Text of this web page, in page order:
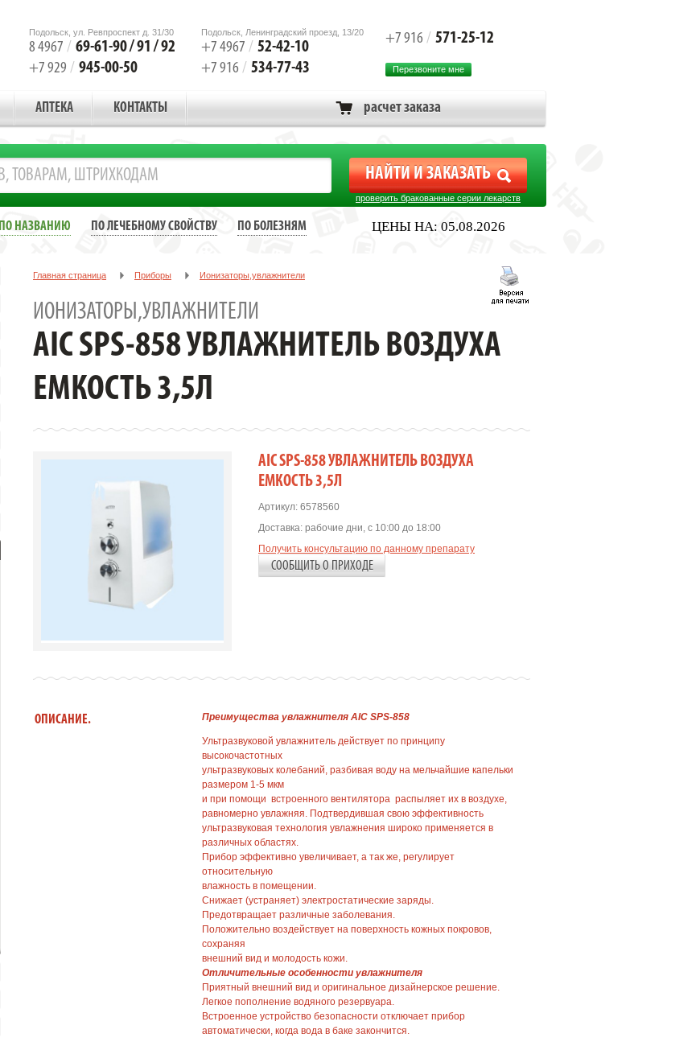
Подольск, ул. Ревпроспект д. 31/30
8 4967 / 69-61-90 / 91 / 92
+7 929 / 945-00-50
Подольск, Ленинградский проезд, 13/20
+7 4967 / 52-42-10
+7 916 / 534-77-43
+7 916 / 571-25-12
Перезвоните мне
АПТЕКА КОНТАКТЫ расчет заказа
проверить бракованные серии лекарств
ЦЕНЫ НА: 05.08.2026
ПО НАЗВАНИЮ ПО ЛЕЧЕБНОМУ СВОЙСТВУ ПО БОЛЕЗНЯМ
Главная страница Приборы Ионизаторы,увлажнители
ИОНИЗАТОРЫ,УВЛАЖНИТЕЛИ
AIC SPS-858 УВЛАЖНИТЕЛЬ ВОЗДУХА
ЕМКОСТЬ 3,5Л
AIC SPS-858 УВЛАЖНИТЕЛЬ ВОЗДУХА
ЕМКОСТЬ 3,5Л
Артикул: 6578560
Доставка: рабочие дни, с 10:00 до 18:00
Получить консультацию по данному препарату
СООБЩИТЬ О ПРИХОДЕ
ОПИСАНИЕ. Преимущества увлажнителя AIC SPS-858
Ультразвуковой увлажнитель действует по принципу
высокочастотных
ультразвуковых колебаний, разбивая воду на мельчайшие капельки
размером 1-5 мкм
и при помощи встроенного вентилятора распыляет их в воздухе,
равномерно увлажняя. Подтвердившая свою эффективность
ультразвуковая технология увлажнения широко применяется в
различных областях.
Прибор эффективно увеличивает, а так же, регулирует
относительную
влажность в помещении.
Снижает (устраняет) электростатические заряды.
Предотвращает различные заболевания.
Положительно воздействует на поверхность кожных покровов,
сохраняя
внешний вид и молодость кожи.
Отличительные особенности увлажнителя
Приятный внешний вид и оригинальное дизайнерское решение.
Легкое пополнение водяного резервуара.
Встроенное устройство безопасности отключает прибор
автоматически, когда вода в баке закончится.